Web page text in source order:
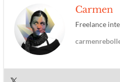
Carmen
Freelance